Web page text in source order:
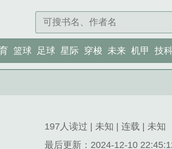
篮球 足球 星际 穿梭 未来 机甲 技
197人读过 | 未知 | 连载 | 未知
最后更新：2024-12-10